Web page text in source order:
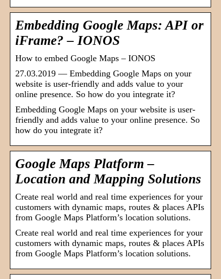
Embedding Google Maps: API or
iFrame? – IONOS
How to embed Google Maps – IONOS
27.03.2019 — Embedding Google Maps on your
website is user-friendly and adds value to your
online presence. So how do you integrate it?
Embedding Google Maps on your website is user-
friendly and adds value to your online presence. So
how do you integrate it?
Google Maps Platform –
Location and Mapping Solutions
Create real world and real time experiences for your
customers with dynamic maps, routes & places APIs
from Google Maps Platform’s location solutions.
Create real world and real time experiences for your
customers with dynamic maps, routes & places APIs
from Google Maps Platform’s location solutions.